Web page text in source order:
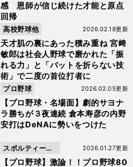
感 恩師が信じ続けた才能と原点
回帰
天才肌の裏にあった積み重ね 宮﨑
敏郎は社会人野球で磨かれた「振
れる力」と「バットを折らない技
術」で二度の首位打者に
2026.02.18更新
高校野球他
【プロ野球・名場面】劇的サヨナ
ラ勝ちが３夜連続 倉本寿彦の内野
安打はDeNAに勢いをつけた
2026.02.05更新
プロ野球
【プロ野球】激論！！プロ野球80
2026.01.27更新
スポルティーバ
動画